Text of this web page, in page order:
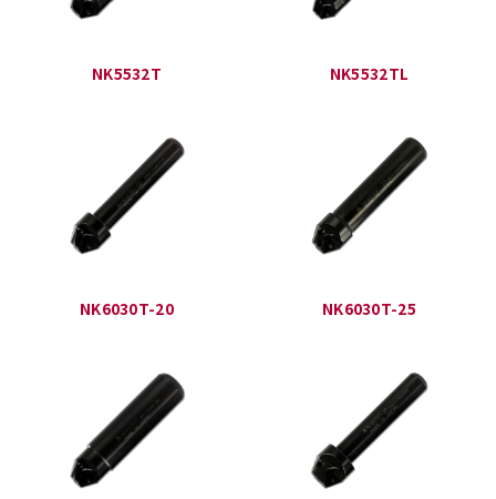
NK5532T NK5532TL
NK6030T-20 NK6030T-25